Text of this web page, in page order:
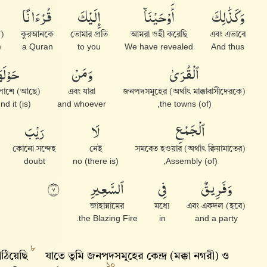
وَكَذَٰلِكَ
এবং এভাবে
And thus
أَوْحَيْنَآ
আমরা ওহী করেছি
We have revealed
إِلَيْكَ
তোমার প্রতি
to you
قُرْءَانًا
কুরআনকে
a Quran
ٱلْقُرَىٰ
জনপদসমূহের (অর্থাৎ মাক্কাবাসীদেরকে)
(of) the towns,
وَمَنْ
এবং যারা
and whoever
পাশে (আছে)
(is) around it,
ٱلْجَمْعِ
সমবেত হওয়ার (অর্থাৎ ক্বিয়ামাতের)
(of) Assembly,
لَا
নেই
(there is) no
رَيْبَ
কোনো সন্দেহ
doubt
وَفَرِيقٌ
এবং একদল (হবে)
and a party
فِى
মধ্যে
in
ٱلسَّعِيرِ
জাহান্নামের
the Blazing Fire.
٧
৮
যাতে তুমি জনপদসমূহের কেন্দ্র (মক্কা নগরী) ও
১০